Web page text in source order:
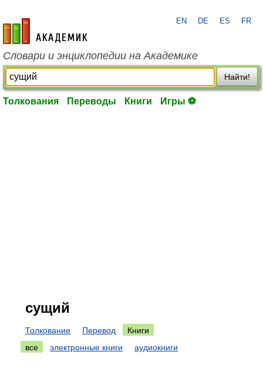
academic.ru
EN DE ES FR
Словари и энциклопедии на Академике
Найти!
Толкования Переводы Книги Игры ⚽
сущий
Толкование Перевод
Книги
все
электронные книги аудиокниги